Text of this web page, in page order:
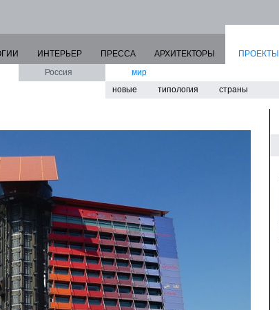
ИНТЕРЬЕР ПРЕССА АРХИТЕКТОРЫ
ПРОЕКТЫ
Россия
мир
новые
типология страны